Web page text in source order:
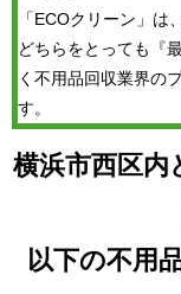
「ECOクリーン」は
どちらをとっても『
く不用品回収業界の
す。
横浜市西区内
以下の不用